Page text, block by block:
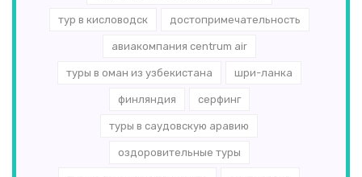
тур в кисловодск достопримечательность
авиакомпания centrum air
туры в оман из узбекистана шри-ланка
финляндия серфинг
туры в саудовскую аравию
оздоровительные туры